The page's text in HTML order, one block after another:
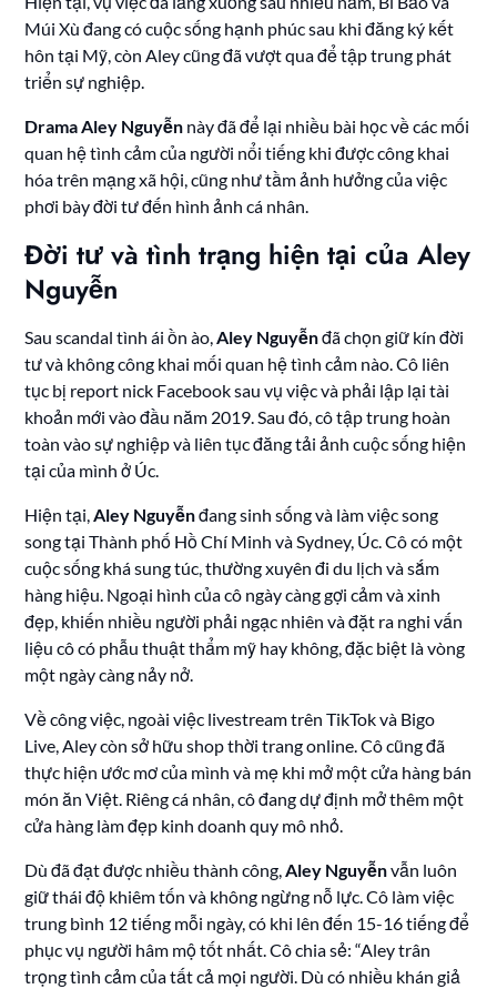
Múi Xù đang có cuộc sống hạnh phúc sau khi đăng ký kết
hôn tại Mỹ, còn Aley cũng đã vượt qua để tập trung phát
triển sự nghiệp.
Drama Aley Nguyễn này đã để lại nhiều bài học về các mối
quan hệ tình cảm của người nổi tiếng khi được công khai
hóa trên mạng xã hội, cũng như tầm ảnh hưởng của việc
phơi bày đời tư đến hình ảnh cá nhân.
Đời tư và tình trạng hiện tại của Aley
Nguyễn
Sau scandal tình ái ồn ào,Aley Nguyễnđã chọn giữ kín đời
tư và không công khai mối quan hệ tình cảm nào. Cô liên
tục bị report nick Facebook sau vụ việc và phải lập lại tài
khoản mới vào đầu năm 2019. Sau đó, cô tập trung hoàn
toàn vào sự nghiệp và liên tục đăng tải ảnh cuộc sống hiện
tại của mình ở Úc.
Hiện tại,Aley Nguyễnđang sinh sống và làm việc song
song tại Thành phố Hồ Chí Minh và Sydney, Úc. Cô có một
cuộc sống khá sung túc, thường xuyên đi du lịch và sắm
hàng hiệu. Ngoại hình của cô ngày càng gợi cảm và xinh
đẹp, khiến nhiều người phải ngạc nhiên và đặt ra nghi vấn
liệu cô có phẫu thuật thẩm mỹ hay không, đặc biệt là vòng
một ngày càng nảy nở.
Về công việc, ngoài việc livestream trên TikTok và Bigo
Live, Aley còn sở hữu shop thời trang online. Cô cũng đã
thực hiện ước mơ của mình và mẹ khi mở một cửa hàng bán
món ăn Việt. Riêng cá nhân, cô đang dự định mở thêm một
cửa hàng làm đẹp kinh doanh quy mô nhỏ.
Dù đã đạt được nhiều thành công,Aley Nguyễnvẫn luôn
giữ thái độ khiêm tốn và không ngừng nỗ lực. Cô làm việc
trung bình 12 tiếng mỗi ngày, có khi lên đến 15-16 tiếng để
phục vụ người hâm mộ tốt nhất. Cô chia sẻ: “Aley trân
trọng tình cảm của tất cả mọi người. Dù có nhiều khán giả